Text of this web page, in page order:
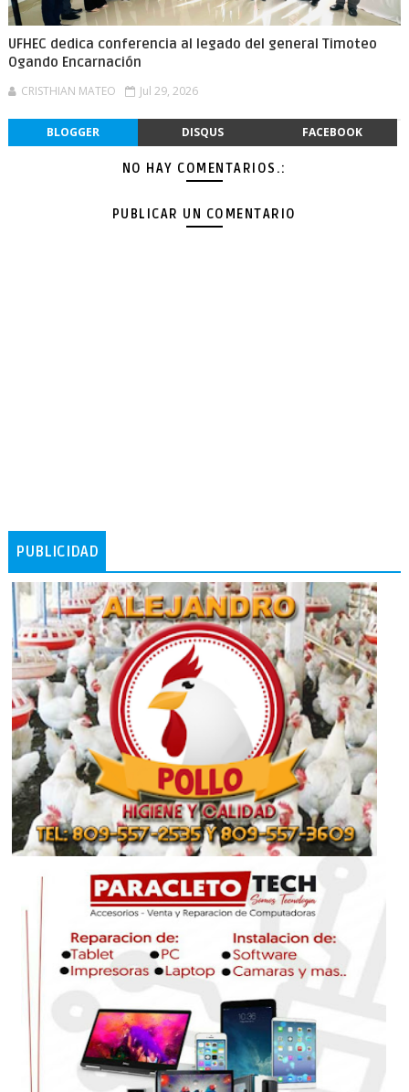
UFHEC dedica conferencia al legado del general Timoteo
Ogando Encarnación
CRISTHIAN MATEO Jul 29, 2026
BLOGGER DISQUS FACEBOOK
NO HAY COMENTARIOS.:
PUBLICAR UN COMENTARIO
PUBLICIDAD